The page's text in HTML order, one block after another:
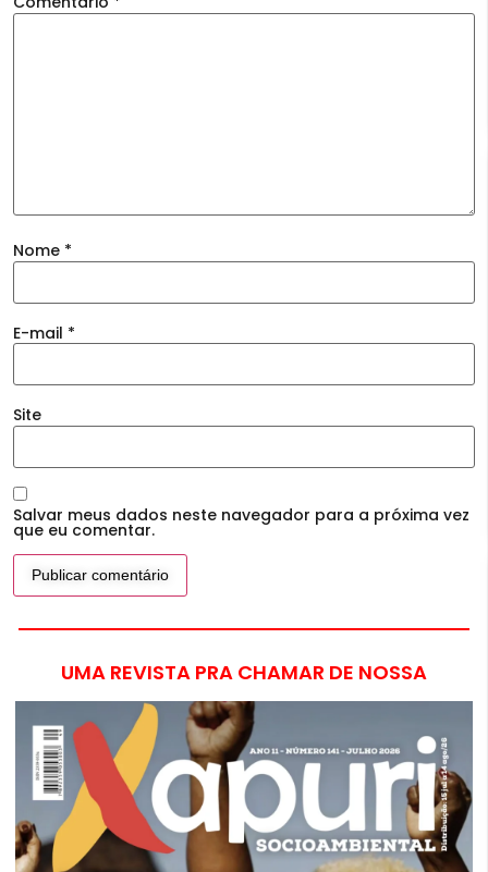
Nome *
E-mail *
Site
Salvar meus dados neste navegador para a próxima vez
que eu comentar.
UMA REVISTA PRA CHAMAR DE NOSSA